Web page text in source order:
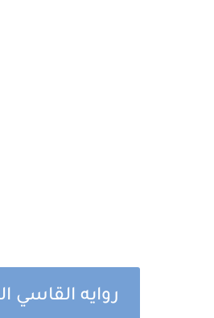
روايه